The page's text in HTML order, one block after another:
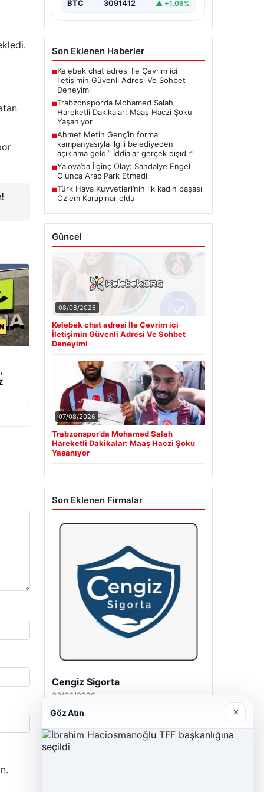
BTC 3091412 ▲ +1.06%
Son Eklenen Haberler
■Kelebek chat adresi İle Çevrim içi
İletişimin Güvenli Adresi Ve Sohbet
Deneyimi
■Trabzonspor’da Mohamed Salah
Hareketli Dakikalar: Maaş Haczi Şoku
Yaşanıyor
■Ahmet Metin Genç’in forma
kampanyasıyla ilgili belediyeden
açıklama geldi” İddialar gerçek dışıdır”
■Yalova’da İlginç Olay: Sandalye Engel
Olunca Araç Park Etmedi
■Türk Hava Kuvvetleri’nin ilk kadın paşası
Özlem Karapınar oldu
Güncel
08/08/2026
Kelebek chat adresi İle Çevrim içi
İletişimin Güvenli Adresi Ve Sohbet
Deneyimi
07/08/2026
Trabzonspor’da Mohamed Salah
Hareketli Dakikalar: Maaş Haczi Şoku
Yaşanıyor
Son Eklenen Firmalar
Cengiz Sigorta
23/06/2026
Göz Atın ×